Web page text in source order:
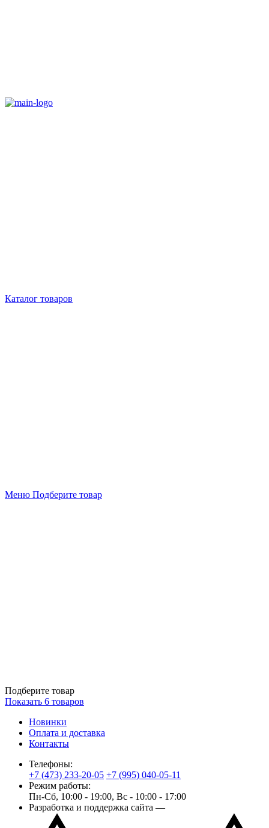
Каталог товаров
Меню Подберите товар
Подберите товар
Показать 6 товаров
Новинки
Оплата и доставка
Контакты
Телефоны:
+7 (473) 233-20-05 +7 (995) 040-05-11
Режим работы:
Пн-Сб, 10:00 - 19:00, Вс - 10:00 - 17:00
Разработка и поддержка сайта —